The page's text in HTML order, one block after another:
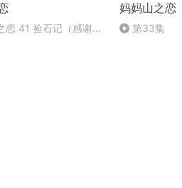
恋 41 捡石记（感谢支
妈妈山之恋
第33集